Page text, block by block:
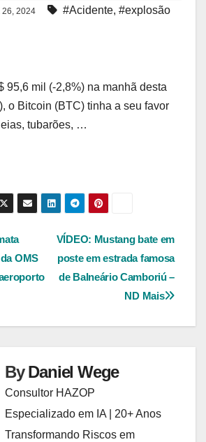
26, 2024 #Acidente, #explosão
95,6 mil (-2,8%) na manhã desta
o Bitcoin (BTC) tinha a seu favor
tubarões, …
VÍDEO: Mustang bate em
poste em estrada famosa
de Balneário Camboriú –
ND Mais
OMS
ByDaniel Wege
Consultor HAZOP
Especializado em IA | 20+ Anos
Transformando Riscos em